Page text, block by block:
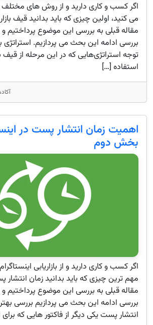
اگر کسب و کاری دارید و از روش های مختلف
می کنید، اولین چیزی که باید بدانید قیف
مقاله قبلی به بررسی این موضوع پرداختیم و
بررسی ادامه این بحث می پردازیم. استراتژی
توجه استراتژی‌هایی که در این مرحله از قیف
استفاده […]
اهمیت زمان انتشار پست در
بخش دوم
اگر کسب و کاری دارید و از بازاریابی
مهم ترین چیزی که باید بدانید زمان
مقاله قبلی به بررسی این موضوع پرداختیم و
بررسی ادامه این بحث می پردازیم بررسی
انتشار پست یکی دیگر از فاکتور هایی که